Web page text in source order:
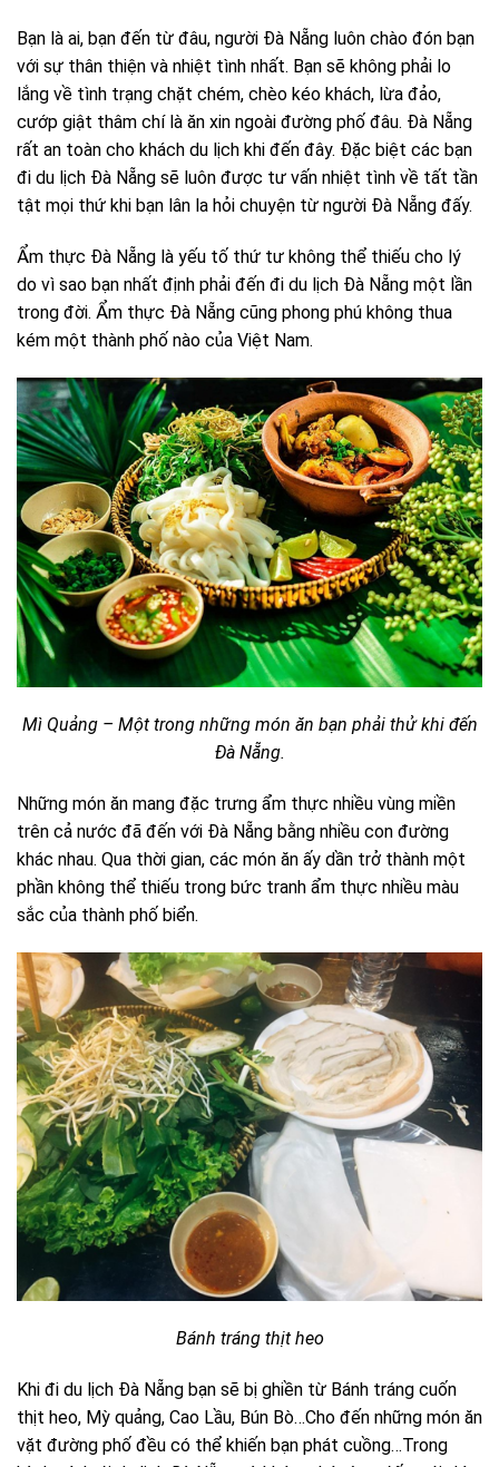
Bạn là ai, bạn đến từ đâu, người Đà Nẵng luôn chào đón bạn
với sự thân thiện và nhiệt tình nhất. Bạn sẽ không phải lo
lắng về tình trạng chặt chém, chèo kéo khách, lừa đảo,
cướp giật thâm chí là ăn xin ngoài đường phố đâu. Đà Nẵng
rất an toàn cho khách du lịch khi đến đây. Đặc biệt các bạn
đi du lịch Đà Nẵng sẽ luôn được tư vấn nhiệt tình về tất tần
tật mọi thứ khi bạn lân la hỏi chuyện từ người Đà Nẵng đấy.
Ẩm thực Đà Nẵng là yếu tố thứ tư không thể thiếu cho lý
do vì sao bạn nhất định phải đến đi du lịch Đà Nẵng một lần
trong đời. Ẩm thực Đà Nẵng cũng phong phú không thua
kém một thành phố nào của Việt Nam.
Mì Quảng – Một trong những món ăn bạn phải thử khi đến
Đà Nẵng.
Những món ăn mang đặc trưng ẩm thực nhiều vùng miền
trên cả nước đã đến với Đà Nẵng bằng nhiều con đường
khác nhau. Qua thời gian, các món ăn ấy dần trở thành một
phần không thể thiếu trong bức tranh ẩm thực nhiều màu
sắc của thành phố biển.
Bánh tráng thịt heo
Khi đi du lịch Đà Nẵng bạn sẽ bị ghiền từ Bánh tráng cuốn
thịt heo, Mỳ quảng, Cao Lầu, Bún Bò…Cho đến những món ăn
vặt đường phố đều có thể khiến bạn phát cuồng…Trong